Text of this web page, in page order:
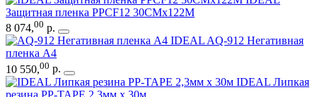
Защитная пленка PPCF12 30CMx122M
8 074,00 р.
IDEAL AQ-912 Негативная
пленка А4
10 550,00 р.
IDEAL Липкая
резина PP-TAPE 2,3мм х 30м